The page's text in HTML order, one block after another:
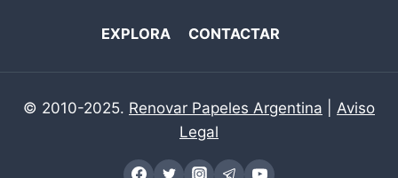
EXPLORA CONTACTAR
© 2010-2025. Renovar Papeles Argentina
Aviso
Legal